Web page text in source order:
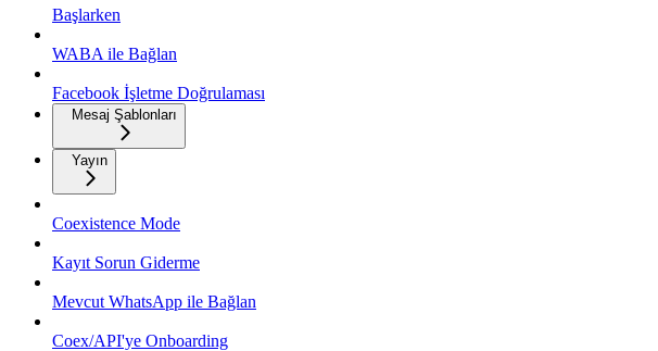
Başlarken
WABA ile Bağlan
Facebook İşletme Doğrulaması
Mesaj Şablonları
Yayın
Coexistence Mode
Kayıt Sorun Giderme
Mevcut WhatsApp ile Bağlan
Coex/API'ye Onboarding